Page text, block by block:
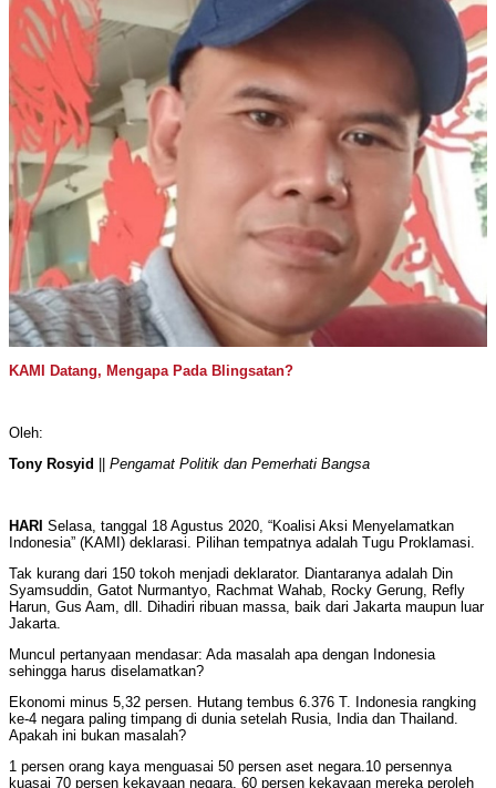
KAMI Datang, Mengapa Pada Blingsatan?
Oleh:
Tony Rosyid
Pengamat Politik dan Pemerhati Bangsa
HARI Selasa, tanggal 18 Agustus 2020, “Koalisi Aksi Menyelamatkan
Indonesia” (KAMI) deklarasi. Pilihan tempatnya adalah Tugu Proklamasi.
Tak kurang dari 150 tokoh menjadi deklarator. Diantaranya adalah Din
Syamsuddin, Gatot Nurmantyo, Rachmat Wahab, Rocky Gerung, Refly
Harun, Gus Aam, dll. Dihadiri ribuan massa, baik dari Jakarta maupun luar
Jakarta.
Muncul pertanyaan mendasar: Ada masalah apa dengan Indonesia
sehingga harus diselamatkan?
Ekonomi minus 5,32 persen. Hutang tembus 6.376 T. Indonesia rangking
ke-4 negara paling timpang di dunia setelah Rusia, India dan Thailand.
Apakah ini bukan masalah?
1 persen orang kaya menguasai 50 persen aset negara.10 persennya
kuasai 70 persen kekayaan negara. 60 persen kekayaan mereka peroleh